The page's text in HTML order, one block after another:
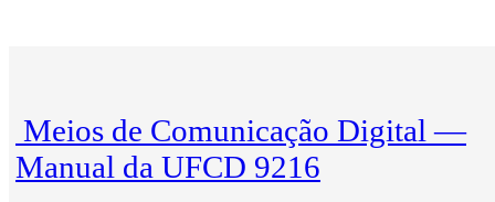
Meios de Comunicação Digital —
Manual da UFCD 9216